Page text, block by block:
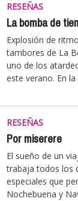
RESEÑAS
La bomba de
Explosión de
tambores de La
uno de los
este verano. En la
RESEÑAS
Por miserere
El sueño de un
trabaja todos los
especiales que
Nochebuena y